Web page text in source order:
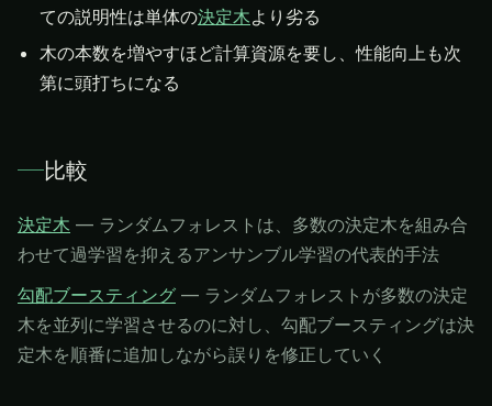
ての説明性は単体の決定木より劣る
木の本数を増やすほど計算資源を要し、性能向上も次
第に頭打ちになる
比較
決定木 — ランダムフォレストは、多数の決定木を組み合
わせて過学習を抑えるアンサンブル学習の代表的手法
勾配ブースティング — ランダムフォレストが多数の決定
木を並列に学習させるのに対し、勾配ブースティングは決
定木を順番に追加しながら誤りを修正していく